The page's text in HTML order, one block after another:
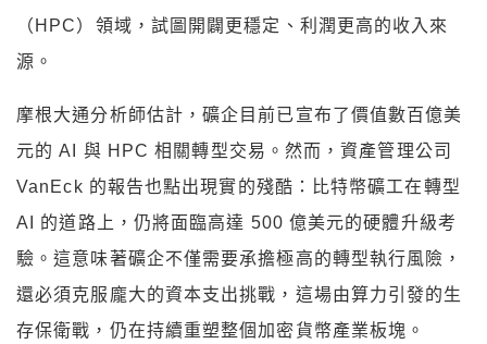
（HPC）領域，試圖開闢更穩定、利潤更高的收入來
源。
摩根大通分析師估計，礦企目前已宣布了價值數百億美
元的 AI 與 HPC 相關轉型交易。然而，資產管理公司
VanEck 的報告也點出現實的殘酷：比特幣礦工在轉型
AI 的道路上，仍將面臨高達 500 億美元的硬體升級考
驗。這意味著礦企不僅需要承擔極高的轉型執行風險，
還必須克服龐大的資本支出挑戰，這場由算力引發的生
存保衛戰，仍在持續重塑整個加密貨幣產業板塊。